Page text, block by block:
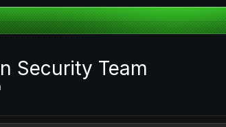
Security Team